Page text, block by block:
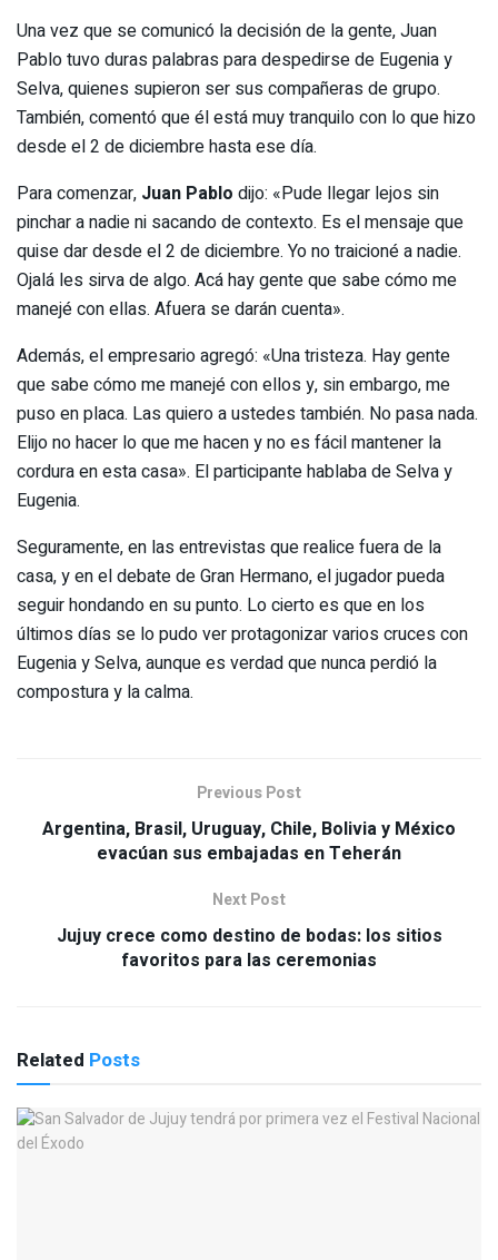
Una vez que se comunicó la decisión de la gente, Juan
Pablo tuvo duras palabras para despedirse de Eugenia y
Selva, quienes supieron ser sus compañeras de grupo.
También, comentó que él está muy tranquilo con lo que hizo
desde el 2 de diciembre hasta ese día.
Para comenzar, Juan Pablo dijo: «Pude llegar lejos sin
pinchar a nadie ni sacando de contexto. Es el mensaje que
quise dar desde el 2 de diciembre. Yo no traicioné a nadie.
Ojalá les sirva de algo. Acá hay gente que sabe cómo me
manejé con ellas. Afuera se darán cuenta».
Además, el empresario agregó: «Una tristeza. Hay gente
que sabe cómo me manejé con ellos y, sin embargo, me
puso en placa. Las quiero a ustedes también. No pasa nada.
Elijo no hacer lo que me hacen y no es fácil mantener la
cordura en esta casa». El participante hablaba de Selva y
Eugenia.
Seguramente, en las entrevistas que realice fuera de la
casa, y en el debate de Gran Hermano, el jugador pueda
seguir hondando en su punto. Lo cierto es que en los
últimos días se lo pudo ver protagonizar varios cruces con
Eugenia y Selva, aunque es verdad que nunca perdió la
compostura y la calma.
Previous Post
Argentina, Brasil, Uruguay, Chile, Bolivia y México
evacúan sus embajadas en Teherán
Next Post
Jujuy crece como destino de bodas: los sitios
favoritos para las ceremonias
Related Posts